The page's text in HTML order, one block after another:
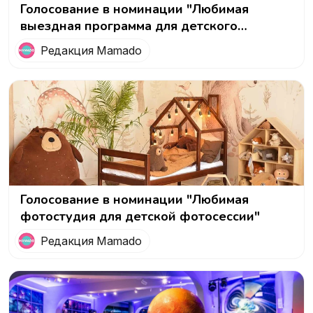
Голосование в номинации "Любимая
выездная программа для детского
праздника с аниматорами"
Редакция Mamado
Голосование в номинации "Любимая
фотостудия для детской фотосессии"
Редакция Mamado